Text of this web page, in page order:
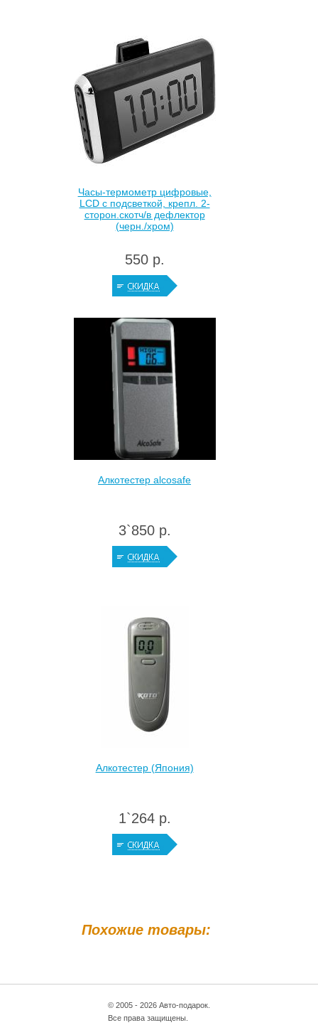
Похожие товары:
Часы-термометр цифровые,
LCD с подсветкой, крепл. 2-
сторон.скотч/в дефлектор
(черн./хром)
550 р.
Алкотестер alcosafe
3`850 р.
Алкотестер (Япония)
1`264 р.
© 2005 - 2026 Авто-подарок.
Все права защищены.